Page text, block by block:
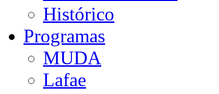
Histórico
Programas
MUDA
Lafae